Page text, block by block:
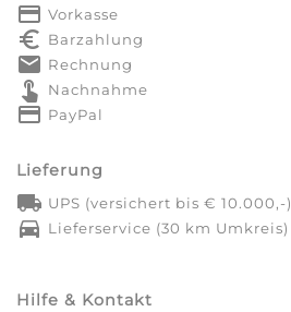
payment Vorkasse
euro_symbol Barzahlung
markunread Rechnung
touch_app Nachnahme
credit_card PayPal
Lieferung
local_shipping UPS (versichert bis € 10.000,-)
directions_car Lieferservice (30 km Umkreis)
Hilfe & Kontakt